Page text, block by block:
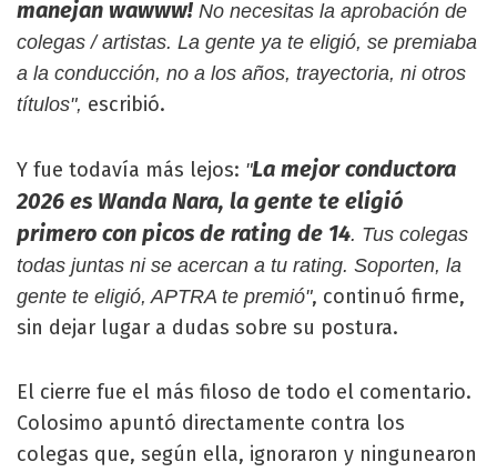
manejan wawww! No necesitas la aprobación de
colegas / artistas. La gente ya te eligió, se premiaba
a la conducción, no a los años, trayectoria, ni otros
títulos", escribió.
Y fue todavía más lejos: "La mejor conductora
2026 es Wanda Nara, la gente te eligió
primero con picos de rating de 14. Tus colegas
todas juntas ni se acercan a tu rating. Soporten, la
gente te eligió, APTRA te premió", continuó firme,
sin dejar lugar a dudas sobre su postura.
El cierre fue el más filoso de todo el comentario.
Colosimo apuntó directamente contra los
colegas que, según ella, ignoraron y ningunearon